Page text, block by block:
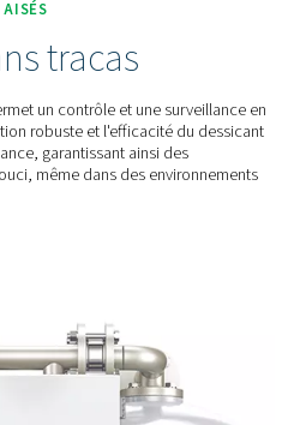
d'air inutiles et de réduire
équipements et processus,
à l'humidité et en améliorant la